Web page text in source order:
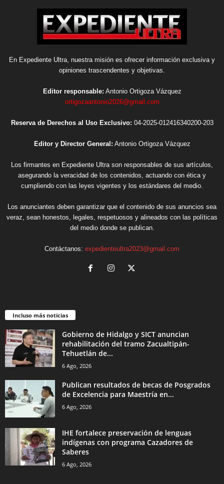
En Expediente Ultra, nuestra misión es ofrecer información exclusiva y
opiniones trascendentes y objetivas.
Editor responsable: Antonio Ortigoza Vázquez
ortigozaantonio2026@gmail.com
Reserva de Derechos al Uso Exclusivo: 04-2025-012416340200-203
Editor y Director General: Antonio Ortigoza Vázquez
Los firmantes en Expediente Ultra son responsables de sus artículos,
asegurando la veracidad de los contenidos, actuando con ética y
cumpliendo con las leyes vigentes y los estándares del medio.
Los anunciantes deben garantizar que el contenido de sus anuncios sea
veraz, sean honestos, legales, respetuosos y alineados con las políticas
del medio donde se publican.
Contáctanos: expedienteultra2023@gmail.com
Incluso más noticias
Gobierno de Hidalgo y SICT anuncian
rehabilitación del tramo Zacualtipán-
Tehuetlán de...
6 Ago, 2026
Publican resultados de becas de Posgrados
de Excelencia para Maestría en...
6 Ago, 2026
IHE fortalece preservación de lenguas
indígenas con programa Cazadores de
Saberes
6 Ago, 2026